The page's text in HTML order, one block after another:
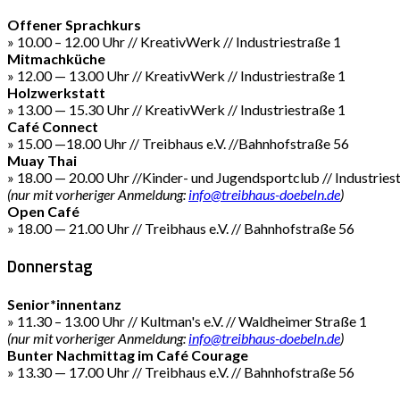
Offener Sprachkurs
» 10.00 – 12.00 Uhr // KreativWerk // Industriestraße 1
Mitmachküche
» 12.00 — 13.00 Uhr // KreativWerk // Industriestraße 1
Holzwerkstatt
» 13.00 — 15.30 Uhr // KreativWerk // Industriestraße 1
Café Connect
» 15.00 —18.00 Uhr // Treibhaus e.V. //Bahnhofstraße 56
Muay Thai
» 18.00 — 20.00 Uhr //Kinder- und Jugendsportclub //
(nur mit vorheriger Anmeldung: info@treibhaus-doebeln.de)
Open Café
» 18.00 — 21.00 Uhr // Treibhaus e.V. // Bahnhofstraße 56
Donnerstag
Senior*innentanz
» 11.30 – 13.00 Uhr // Kultman's e.V. // Waldheimer Straße 1
(nur mit vorheriger Anmeldung: info@treibhaus-doebeln.de)
Bunter Nachmittag im Café Courage
» 13.30 — 17.00 Uhr // Treibhaus e.V. // Bahnhofstraße 56